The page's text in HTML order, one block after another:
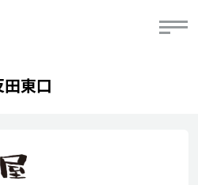
ース
経営計画
トランス
メーション戦略
ラリ
長が語る
ールのサステナビリティ
東口